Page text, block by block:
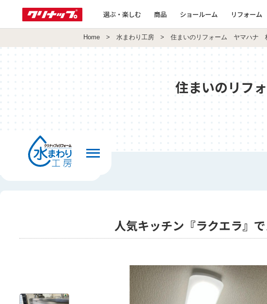
選ぶ・楽しむ 商品 ショールーム リフォーム
Home > 水まわり工房 > 住まいのリフォーム ヤマハナ
住まいのリフ
前の画面へ戻る
人気キッチン『ラクエラ』